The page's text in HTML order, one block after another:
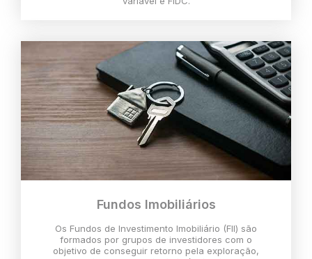
Fundos Imobiliários
Os Fundos de Investimento Imobiliário (FII) são
formados por grupos de investidores com o
objetivo de conseguir retorno pela exploração,